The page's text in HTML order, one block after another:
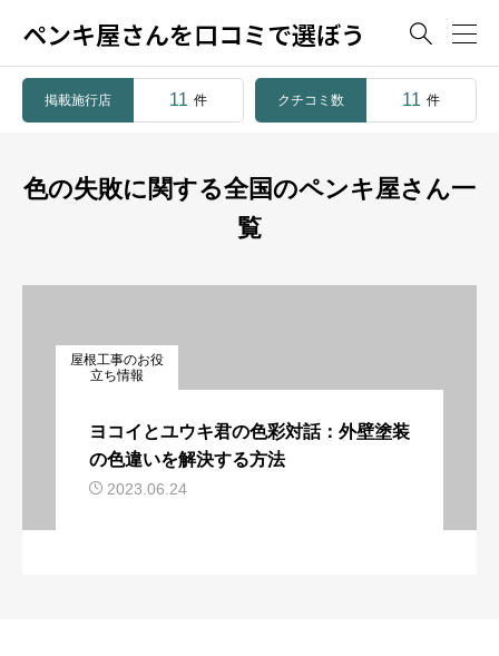
ペンキ屋さんを口コミで選ぼう 
掲載施行店 11 件 クチコミ数 11 件
色の失敗に関する全国のペンキ屋さん一
覧
屋根工事のお役
立ち情報
ヨコイとユウキ君の色彩対話：外壁塗装
の色違いを解決する方法
2023.06.24